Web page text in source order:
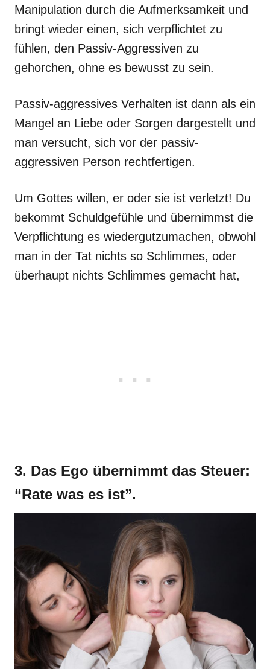
Manipulation durch die Aufmerksamkeit und
bringt wieder einen, sich verpflichtet zu
fühlen, den Passiv-Aggressiven zu
gehorchen, ohne es bewusst zu sein.
Passiv-aggressives Verhalten ist dann als ein
Mangel an Liebe oder Sorgen dargestellt und
man versucht, sich vor der passiv-
aggressiven Person rechtfertigen.
Um Gottes willen, er oder sie ist verletzt! Du
bekommt Schuldgefühle und übernimmst die
Verpflichtung es wiedergutzumachen, obwohl
man in der Tat nichts so Schlimmes, oder
überhaupt nichts Schlimmes gemacht hat,
3. Das Ego übernimmt das Steuer:
“Rate was es ist”.